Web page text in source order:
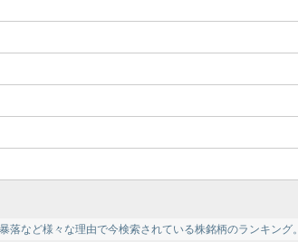
落など様々な理由で今検索されている株銘柄のランキング。